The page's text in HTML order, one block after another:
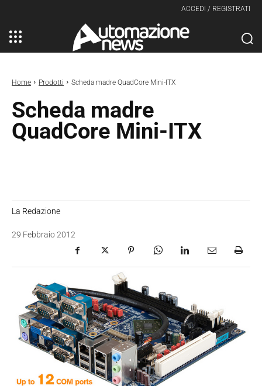
ACCEDI / REGISTRATI
Home Prodotti Scheda madre QuadCore Mini-ITX
Scheda madre
QuadCore Mini-ITX
La Redazione
29 Febbraio 2012